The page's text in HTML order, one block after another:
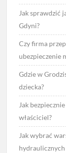
Jak sprawdzić
Gdyni?
Czy firma
ubezpieczenie
Gdzie w
dziecka?
Jak
właściciel?
Jak wybrać
hydraulicznych